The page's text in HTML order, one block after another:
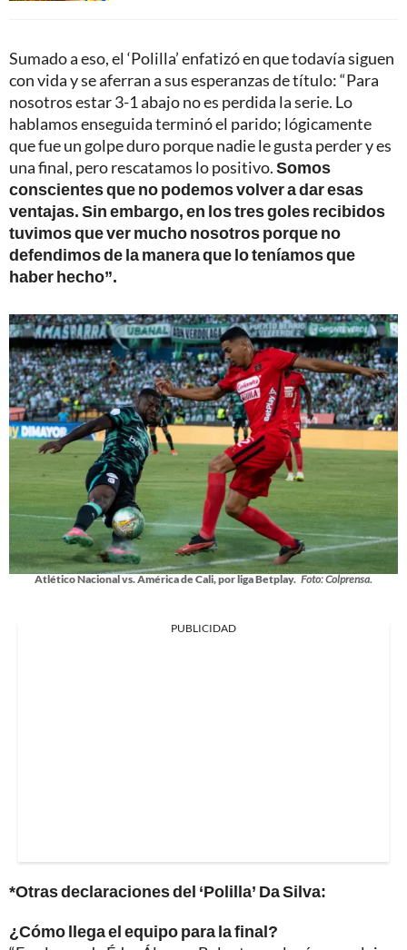
Sumado a eso, el ‘Polilla’ enfatizó en que todavía siguen
con vida y se aferran a sus esperanzas de título: “Para
nosotros estar 3-1 abajo no es perdida la serie. Lo
hablamos enseguida terminó el parido; lógicamente
que fue un golpe duro porque nadie le gusta perder y es
una final, pero rescatamos lo positivo.Somos
conscientes que no podemos volver a dar esas
ventajas. Sin embargo, en los tres goles recibidos
tuvimos que ver mucho nosotros porque no
defendimos de la manera que lo teníamos que
haber hecho”.
Atlético Nacional vs. América de Cali, por liga Betplay. Foto: Colprensa.
PUBLICIDAD
*Otras declaraciones del ‘Polilla’ Da Silva:
¿Cómo llega el equipo para la final?